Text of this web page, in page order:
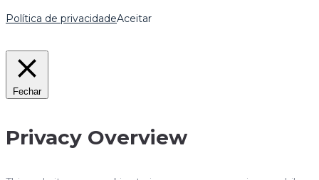
Política de privacidadeAceitar
Fechar
Privacy Overview